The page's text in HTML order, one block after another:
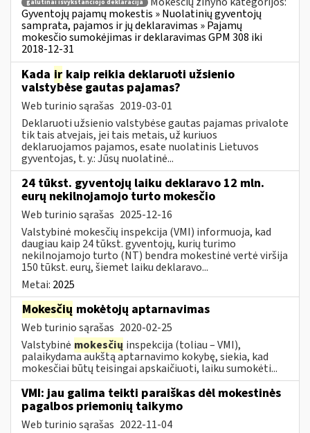
galutinai išvykstančiojo deklaracija
Gyventojų pajamų mokestis » Nuolatinių gyventojų
samprata, pajamos ir jų deklaravimas » Pajamų
mokesčio sumokėjimas ir deklaravimas GPM 308 iki
2018-12-31
Kada ir kaip reikia deklaruoti užsienio
valstybėse gautas pajamas?
Web turinio sąrašas 2019-03-01
Deklaruoti užsienio valstybėse gautas pajamas privalote
tik tais atvejais, jei tais metais, už kuriuos
deklaruojamos pajamos, esate nuolatinis Lietuvos
gyventojas, t. y.: Jūsų nuolatinė...
24 tūkst. gyventojų laiku deklaravo 12 mln.
eurų nekilnojamojo turto mokesčio
Web turinio sąrašas 2025-12-16
Valstybinė mokesčių inspekcija (VMI) informuoja, kad
daugiau kaip 24 tūkst. gyventojų, kurių turimo
nekilnojamojo turto (NT) bendra mokestinė vertė viršija
150 tūkst. eurų, šiemet laiku deklaravo...
Metai: 2025
Mokesčių mokėtojų aptarnavimas
Web turinio sąrašas 2020-02-25
Valstybinė mokesčių inspekcija (toliau – VMI),
palaikydama aukštą aptarnavimo kokybę, siekia, kad
mokesčiai būtų teisingai apskaičiuoti, laiku sumokėti...
VMI: jau galima teikti paraiškas dėl mokestinės
pagalbos priemonių taikymo
Web turinio sąrašas 2022-11-04